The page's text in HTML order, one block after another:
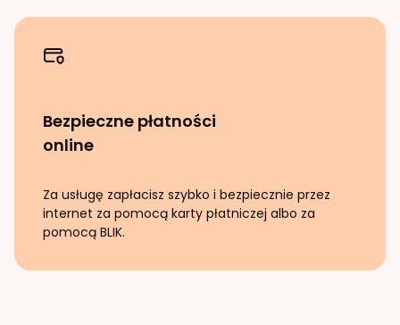
Bezpieczne płatności
online
Za usługę zapłacisz szybko i bezpiecznie przez
internet za pomocą karty płatniczej albo za
pomocą BLIK.